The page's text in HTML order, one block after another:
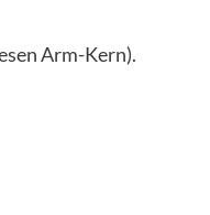
Arm-Kern).